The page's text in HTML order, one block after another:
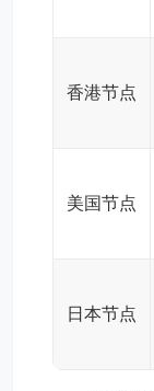
香港节点
美国节点
日本节点